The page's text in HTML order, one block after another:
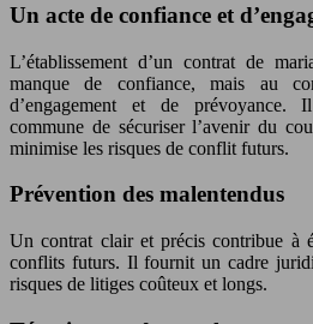
Un acte de confiance et
L’établissement d’un contrat de
manque de confiance, mais au
d’engagement et de prévoyance.
commune de sécuriser l’avenir du
minimise les risques de conflit futurs.
Prévention des malentendus
Un contrat clair et précis contribue à
conflits futurs. Il fournit un cadre
risques de litiges coûteux et longs.